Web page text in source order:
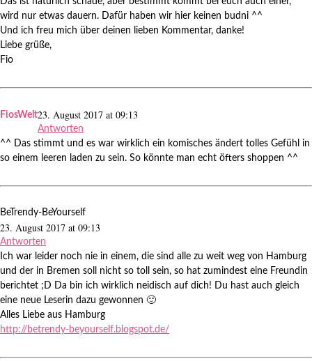
wird nur etwas dauern. Dafür haben wir hier keinen budni ^^
Und ich freu mich über deinen lieben Kommentar, danke!
Liebe grüße,
Fio
FiosWelt23. August 2017 at 09:13
Antworten
^^ Das stimmt und es war wirklich ein komisches ändert tolles Gefühl in
so einem leeren laden zu sein. So könnte man echt öfters shoppen ^^
BeTrendy-BeYourself
23. August 2017 at 09:13
Antworten
Ich war leider noch nie in einem, die sind alle zu weit weg von Hamburg
und der in Bremen soll nicht so toll sein, so hat zumindest eine Freundin
berichtet ;D Da bin ich wirklich neidisch auf dich! Du hast auch gleich
eine neue Leserin dazu gewonnen 🙂
Alles Liebe aus Hamburg
http://betrendy-beyourself.blogspot.de/